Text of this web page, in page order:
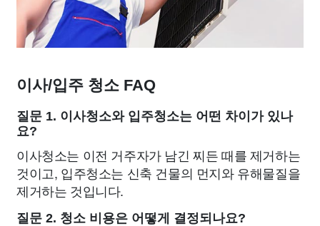
이사/입주 청소 FAQ
질문 1. 이사청소와 입주청소는 어떤 차이가 있나
요?
이사청소는 이전 거주자가 남긴 찌든 때를 제거하는
것이고, 입주청소는 신축 건물의 먼지와 유해물질을
제거하는 것입니다.
질문 2. 청소 비용은 어떻게 결정되나요?